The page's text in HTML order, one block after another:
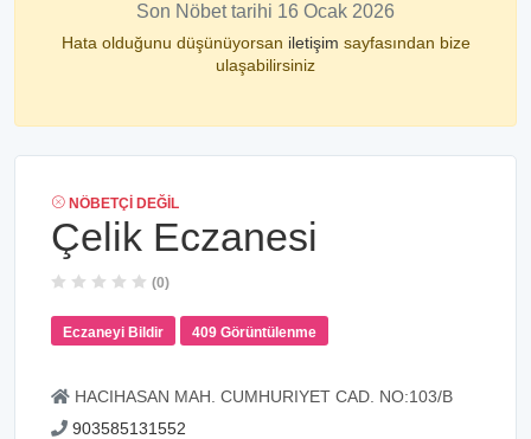
Son Nöbet tarihi 16 Ocak 2026
Hata olduğunu düşünüyorsan iletişim sayfasından bize
ulaşabilirsiniz
NÖBETÇI DEĞIL
Çelik Eczanesi
(0)
Eczaneyi Bildir 409 Görüntülenme
HACIHASAN MAH. CUMHURIYET CAD. NO:103/B
903585131552